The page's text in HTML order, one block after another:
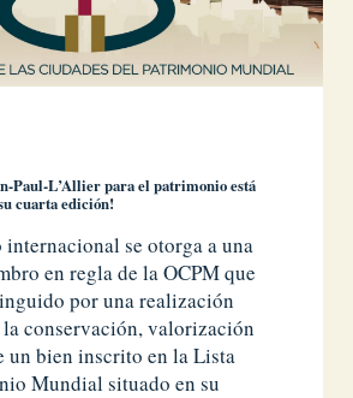
Paul-L’Allier para el patrimonio está
cuarta edición!
internacional se otorga a una
en regla de la OCPM que
por una realización
conservación, valorización
un bien inscrito en la Lista
Mundial situado en su